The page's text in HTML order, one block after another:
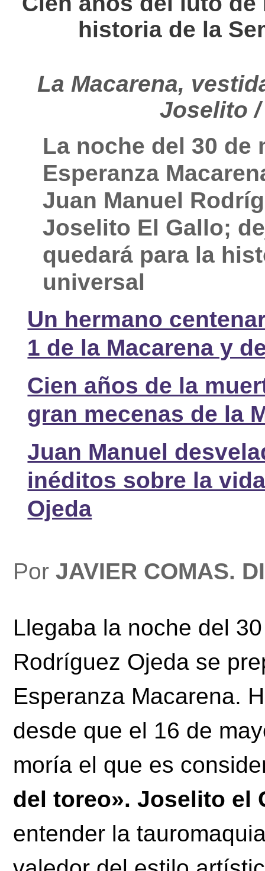
historia de la
La Macarena,
Joselito
La noche del 30 de
Esperanza
Juan Manuel
Joselito El Gallo;
quedará para la
universal
Un hermano
1 de la Macarena y
Cien años de la
gran mecenas de la
Juan Manuel
inéditos sobre la
Ojeda
PorJAVIER COMAS.
Llegaba la noche del
Rodríguez Ojeda se
Esperanza Macarena.
desde que el 16 de
moría el que es
del toreo». Joselito el
entender la